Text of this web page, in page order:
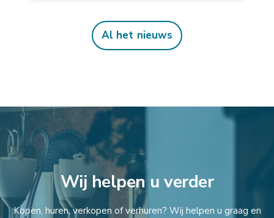
Al het nieuws
Wij helpen u verder
Kopen, huren, verkopen of verhuren? Wij helpen u graag en